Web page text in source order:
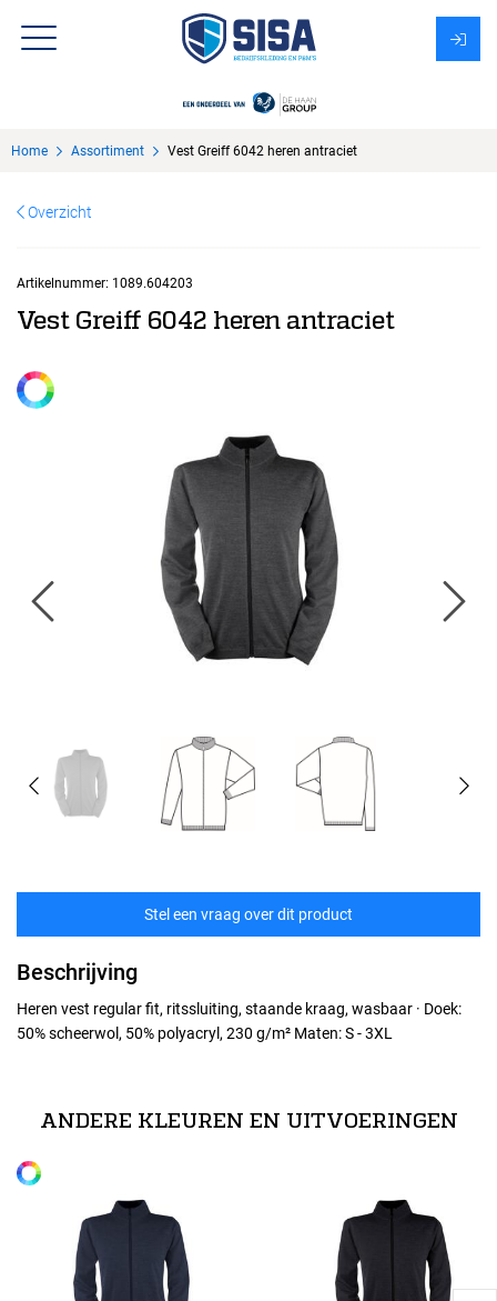
Over Sisa
KMS
Uitzendbureau?
Home Assortiment Vest Greiff 6042 heren antraciet
Overzicht
Artikelnummer: 1089.604203
Vest Greiff 6042 heren antraciet
Stel een vraag over dit product
Beschrijving
Heren vest regular fit, ritssluiting, staande kraag, wasbaar · Doek:
50% scheerwol, 50% polyacryl, 230 g/m² Maten: S - 3XL
M
Alle maten
ANDERE KLEUREN EN UITVOERINGEN